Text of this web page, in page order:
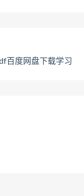
百度网盘下载学习